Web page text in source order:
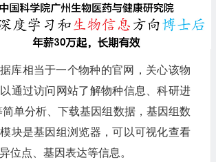
库相当于一个物种的官网，关心该物
通过访问网站了解物种信息、科研进
单分析、下载基因组数据，基因组数
块是基因组浏览器，可以可视化查看
位点、基因表达等信息。